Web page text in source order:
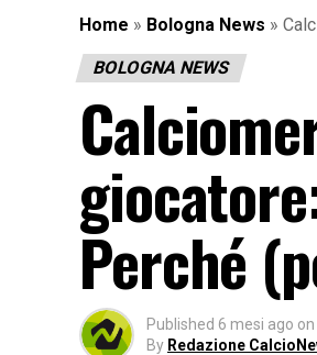
Home » Bologna News »
BOLOGNA NEWS
Perché
Published 6 mesi ago on
By Redazione